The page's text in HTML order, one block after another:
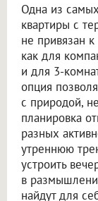
Одна из
квартиры с
не привязан
как для
и для 3-
опция
с природой,
планировка
разных
утреннюю
устроить
в
найдут для